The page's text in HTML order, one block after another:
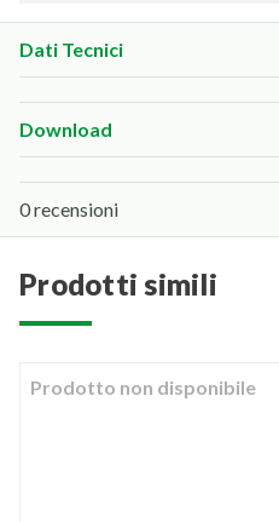
Dati Tecnici
Download
0 recensioni
prodotti simili
Prodotto non disponibile